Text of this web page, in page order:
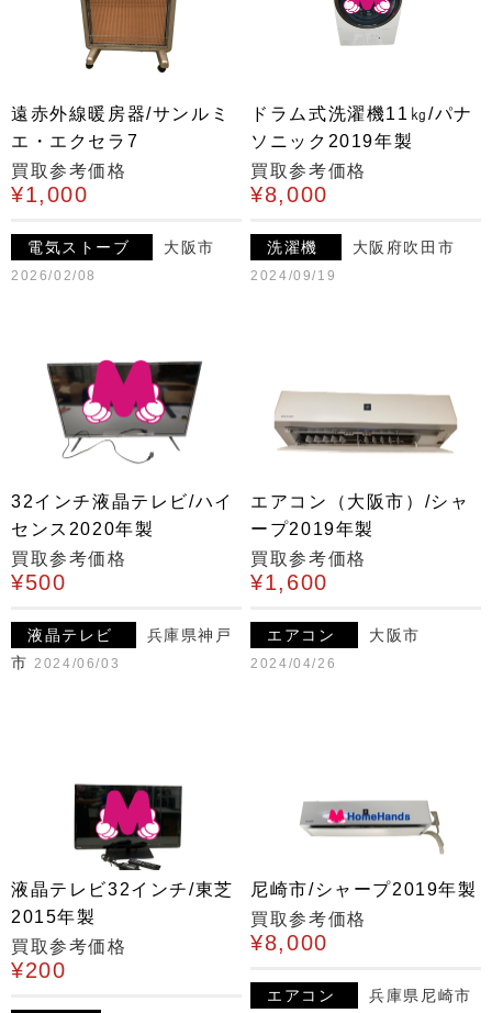
遠赤外線暖房器/サンルミ
エ・エクセラ7
買取参考価格
¥1,000
電気ストーブ 大阪市
2026/02/08
ドラム式洗濯機11㎏/パナ
ソニック2019年製
買取参考価格
¥8,000
洗濯機 大阪府吹田市
2024/09/19
32インチ液晶テレビ/ハイ
センス2020年製
買取参考価格
¥500
液晶テレビ
兵庫県神戸
市 2024/06/03
エアコン（大阪市）/シャ
ープ2019年製
買取参考価格
¥1,600
エアコン 大阪市
2024/04/26
液晶テレビ32インチ/東芝
2015年製
買取参考価格
¥200
尼崎市/シャープ2019年製
買取参考価格
¥8,000
エアコン 兵庫県尼崎市